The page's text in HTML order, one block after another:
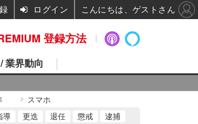
業界動向
スマホ
導 更迭 退任 懲戒
逮捕
登録方法
ログイン こんにちは、ゲストさん